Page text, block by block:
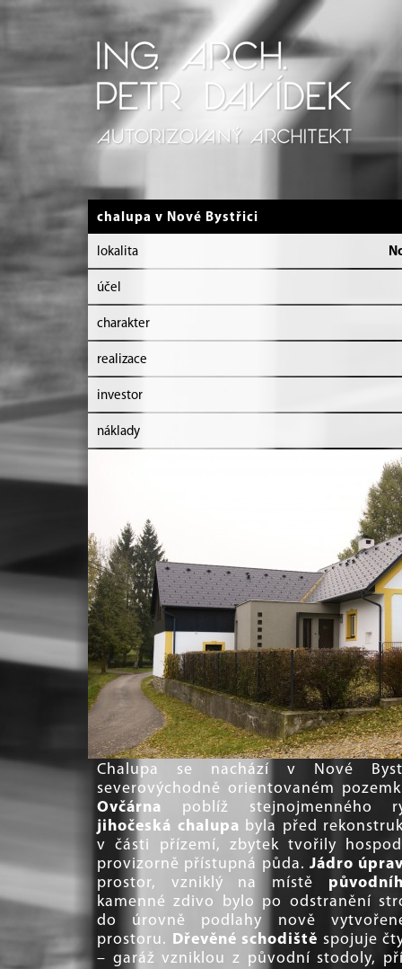
chalupa v Nové Bystřici
lokalita
účel
charakter
realizace
investor
náklady
Chalupa se nachází v Nové
severovýchodně orientovaném
Ovčárna poblíž stejnojmenného
jihočeská chalupa byla před
v části přízemí, zbytek tvořily
provizorně přístupná půda. Jádro
prostor, vzniklý na místě
kamenné zdivo bylo po odstranění
do úrovně podlahy nově
prostoru.
Dřevěné schodiště spojuje
– garáž vzniklou z původní stodoly,